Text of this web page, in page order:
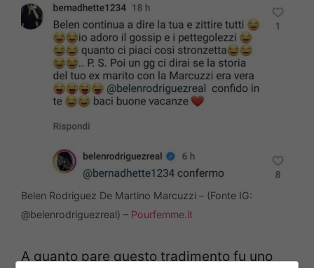
Belen Rodriguez De Martino Marcuzzi – (Fonte IG:
@belenrodriguezreal) – Pourfemme.it
A quanto pare questo tradimento fu uno